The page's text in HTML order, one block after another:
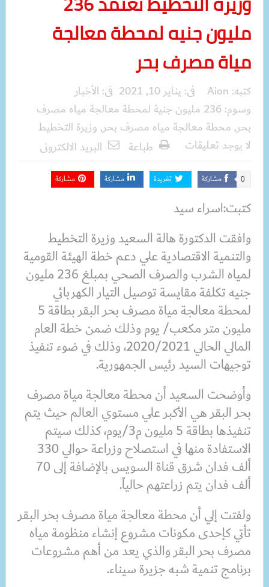
مليون جنيه لمحطة معالجة
مياة مصرف بحر
كتبه: Aion فى: يناير 10, 2021 فى: الأخبار
وسوم:
236 مليون جنية لمحطة معالجة مياه مصرف
بحر, محطة معالجة مياه مصرف بحر, وزيرة التخطيط
لا يوجد تعليقات
طباعة البريد الالكترونى
مشاركة 0 تغريدة مشاركة مشاركة
كتبت:اسراء سيد
وافقت الدكتورة هالة السعيد وزيرة التخطيط
والتنمية الاقتصادية علي دعم خطة الهيئة القومية
لمياه الشرب والصرف الصحي بمبلغ 236 مليون
جنيه تكلفة مقايسة توصيل التيار الكهربائي
لمحطة معالجة مياة مصرف بحر البقر بطاقة 5
مليون متر مكعب/ يوم وذلك ضمن خطة العام
المالي الحالي 2020/2021، وذلك في ضوء تنفيذ
توجيهات السيد رئيس الجمهورية.
وأوضحت السعيد أن محطة معالجة مياة مصرف
بحر البقر هي الأكبر علي مستوي العالم حيث يتم
تنفيذها بطاقة 5 مليون م3/يوم، كذلك سيتم
الاستفادة منها في استصلاح وزراعة حوالي 330
ألف فدان شرق قناة السويس بالإضافة إلى 70
ألف فدان يتم زراعتهم حالياً.
ولفتت إلي أن محطة معالجة مياة مصرف بحر البقر
تأتي كإحدى مكونات مشروع إنشاء منظومة مياه
مصرف بحر البقر والذي يعد من أهم مشروعات
برنامج تنمية شبه جزيرة سيناء.